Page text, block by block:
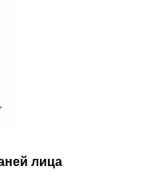
лица